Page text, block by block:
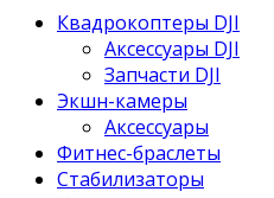
Квадрокоптеры DJI
Аксессуары DJI
Запчасти DJI
Экшн-камеры
Аксессуары
Фитнес-браслеты
Стабилизаторы